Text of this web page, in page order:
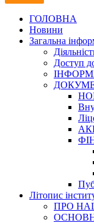
ГОЛОВНА
Новини
Загальна
Доступ
Літопис
ПРО